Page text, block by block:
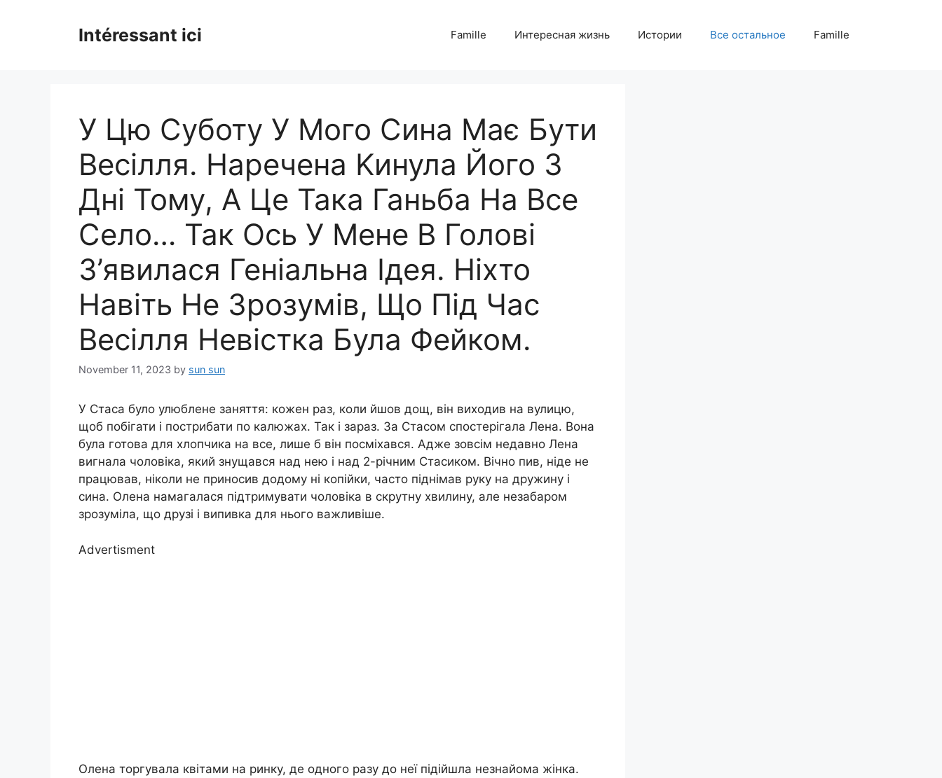
Intéressant ici Famille Интересная жизнь Истории Все остальное Famille
У Цю Суботу У Мого Сина Має Бути
Весілля. Наречена Kинула Його 3
Дні Тому, А Це Така Ганьба На Все
Село… Так Ось У Мене В Голові
З’явилася Геніальна Ідея. Ніхто
Навіть Не Зрозумів, Що Під Час
Весілля Невістка Була Фейком.
November 11, 2023 by sun sun
У Стаса було улюблене заняття: кожен раз, коли йшов дощ, він виходив на вулицю,
щоб побігати і пострибати по калюжах. Так і зараз. За Стасом спостерігала Лена. Вона
була готова для хлопчика на все, лише б він посміхався. Адже зовсім недавно Лена
вигнала чоловіка, який знущався над нею і над 2-річним Стасиком. Вічно пив, ніде не
працював, ніколи не приносив додому ні копійки, часто піднімав руку на дружину і
сина. Олена намагалася підтримувати чоловіка в скрутну хвилину, але незабаром
зрозуміла, що друзі і випивка для нього важливіше.
Advertisment
Олена торгувала квітами на ринку, де одного разу до неї підійшла незнайома жінка.